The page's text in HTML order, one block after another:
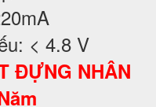
< 4.8 V
ĐỰNG NHÂN